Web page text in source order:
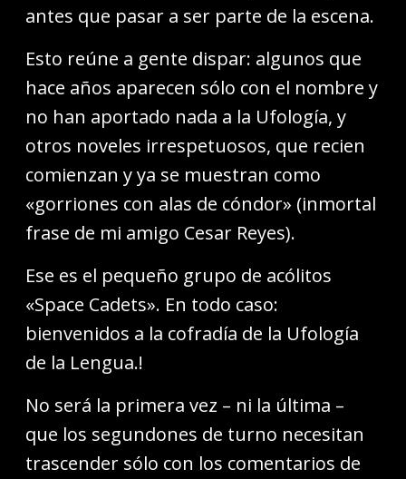
antes que pasar a ser parte de la escena.
Esto reúne a gente dispar: algunos que
hace años aparecen sólo con el nombre y
no han aportado nada a la Ufología, y
otros noveles irrespetuosos, que recien
comienzan y ya se muestran como
«gorriones con alas de cóndor» (inmortal
frase de mi amigo Cesar Reyes).
Ese es el pequeño grupo de acólitos
«Space Cadets». En todo caso:
bienvenidos a la cofradía de la Ufología
de la Lengua.!
No será la primera vez – ni la última –
que los segundones de turno necesitan
trascender sólo con los comentarios de